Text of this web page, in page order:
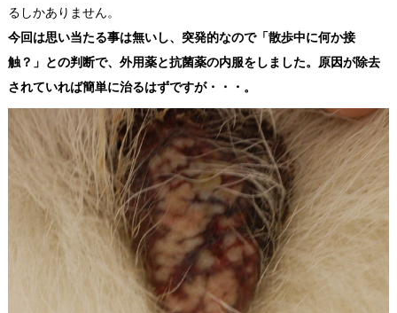
るしかありません。
今回は思い当たる事は無いし、突発的なので「散歩中に何か接
触？」との判断で、外用薬と抗菌薬の内服をしました。原因が除去
されていれば簡単に治るはずですが・・・。